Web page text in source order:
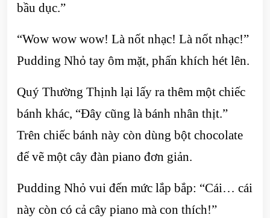
bầu dục.”
“Wow wow wow! Là nốt nhạc! Là nốt nhạc!”
Pudding Nhỏ tay ôm mặt, phấn khích hét lên.
Quý Thường Thịnh lại lấy ra thêm một chiếc
bánh khác, “Đây cũng là bánh nhân thịt.”
Trên chiếc bánh này còn dùng bột chocolate
để vẽ một cây đàn piano đơn giản.
Pudding Nhỏ vui đến mức lắp bắp: “Cái… cái
này còn có cả cây piano mà con thích!”